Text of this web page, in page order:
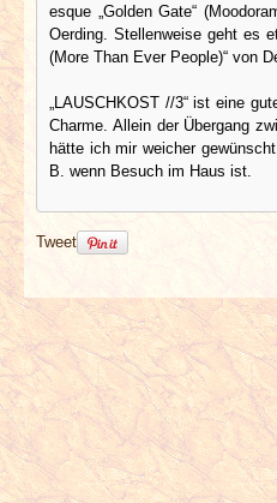
esque „Golden Gate“
Oerding. Stellenweise geht es
(More Than Ever People)“ von
„LAUSCHKOST //3“ ist eine
Charme. Allein der Übergang
hätte ich mir weicher
B. wenn Besuch im Haus ist.
Tweet